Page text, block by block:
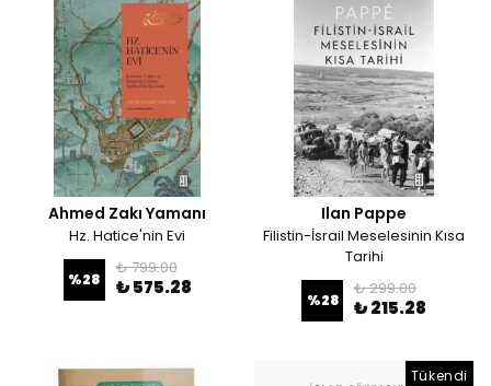
Ahmed Zakı Yamanı
Hz. Hatice'nin Evi
%28
₺ 799.00
₺ 575.28
Ilan Pappe
Filistin-İsrail Meselesinin Kısa
Tarihi
%28
₺ 299.00
₺ 215.28
Tükendi